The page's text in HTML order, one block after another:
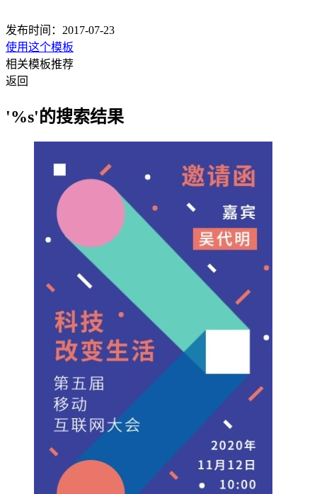
发布时间：2017-07-23
使用这个模板
相关模板推荐
返回
'%s'的搜索结果